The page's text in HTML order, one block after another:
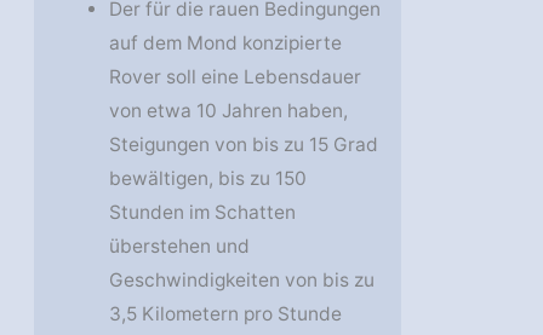
Der für die rauen Bedingungen
auf dem Mond konzipierte
Rover soll eine Lebensdauer
von etwa 10 Jahren haben,
Steigungen von bis zu 15 Grad
bewältigen, bis zu 150
Stunden im Schatten
überstehen und
Geschwindigkeiten von bis zu
3,5 Kilometern pro Stunde